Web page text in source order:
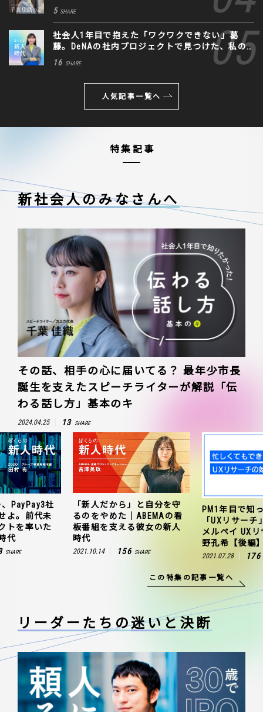
に込めた思い
5 SHARE
社会人1年目で抱えた「ワクワクできない」葛
藤。DeNAの社内プロジェクトで見つけた、私の
生きる道
16 SHARE
人気記事一覧へ
特集記事
新社会人のみなさんへ
その話、相手の心に届いてる？ 最年少市長
誕生を支えたスピーチライターが解説「伝
わる話し方」基本のキ
2024.04.25 13 SHARE
PayPay3社
よ。前代未
トを率いた
代
SHARE
「新人だから」と自分を守
るのをやめた｜ABEMAの看
板番組を支える彼女の新人
時代
2021.10.14 156 SHARE
PM1年目で知
「UXリサー
メルペイ UX
野孔希【後編
2021.07.28 176
この特集の記事一覧へ
リーダーたちの迷いと決断